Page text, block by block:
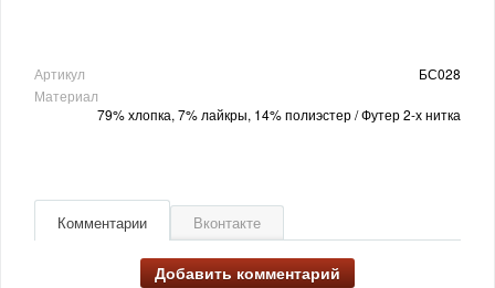
Артикул
БС028
Материал
79% хлопка, 7% лайкры, 14% полиэстер / Футер 2-х нитка
Комментарии Вконтакте
Добавить комментарий